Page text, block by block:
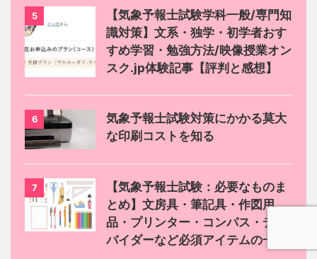
5
【気象予報士試験学科一般/専門知
識対策】文系・独学・初学者おす
すめ学習・勉強方法/映像授業オン
スク.jp体験記事【評判と感想】
6
気象予報士試験対策にかかる莫大
な印刷コストを知る
7
【気象予報士試験：必要なものま
とめ】文房具・筆記具・作図用
品・プリンター・コンパス・ディ
バイダーなど必須アイテムの一覧